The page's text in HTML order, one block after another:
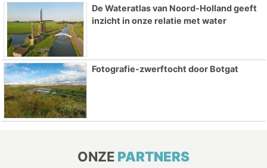
De Wateratlas van Noord-Holland geeft
inzicht in onze relatie met water
Fotografie-zwerftocht door Botgat
ONZE PARTNERS